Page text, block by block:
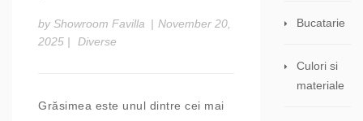
by Showroom Favilla | November 20,
2025 | Diverse
Grăsimea este unul dintre cei mai
Bucatarie
Culori si
materiale